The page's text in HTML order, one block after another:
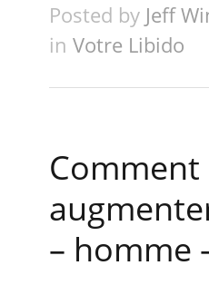
Posted by Jeff
in Votre Libido
Comment
– homme